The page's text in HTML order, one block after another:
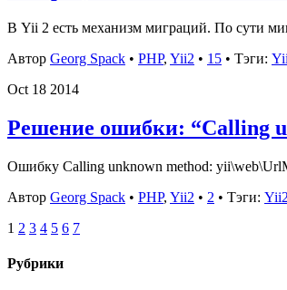
В Yii 2 есть механизм миграций. По сути
Автор Georg Spack • PHP, Yii2 • 15 • Тэги:
Oct 18 2014
Решение ошибки: “Calling
Ошибку Calling unknown method:
Автор Georg Spack • PHP, Yii2 • 2 • Тэги: Yii2
1 2 3 4 5 6 7
Рубрики